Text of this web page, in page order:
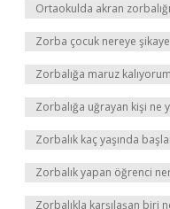
Ortaokulda akran
Zorba çocuk nereye
Zorbalığa maruz
Zorbalığa uğrayan kişi ne
Zorbalık kaç yaşında
Zorbalık yapan öğrenci
Zorbalıkla karşılaşan biri